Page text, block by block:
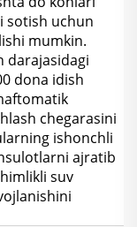
sotish uchun
mumkin.
darajasidagi
dona idish
chegarasini
ishonchli
ajratib
suv